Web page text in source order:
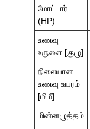
மோட்டார்
(HP)
உணவு
உருளை [குழு]
நிலையான
உணவு உயரம்
[மிமீ]
மின்னழுத்தம்